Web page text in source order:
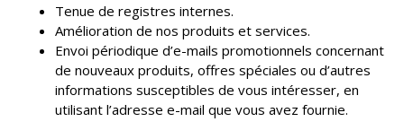
Tenue de registres internes.
Amélioration de nos produits et services.
Envoi périodique d’e-mails promotionnels concernant
de nouveaux produits, offres spéciales ou d’autres
informations susceptibles de vous intéresser, en
utilisant l’adresse e-mail que vous avez fournie.